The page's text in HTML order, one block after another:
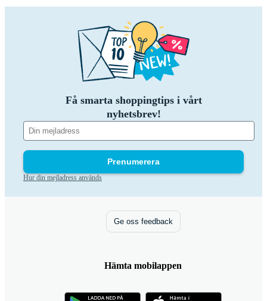
Få smarta shoppingtips i vårt
nyhetsbrev!
Prenumerera
Hur din mejladress används
Ge oss feedback
Hämta mobilappen